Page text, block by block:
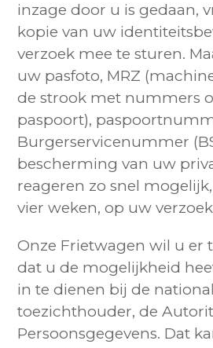
inzage door u is gedaan,
kopie van uw
verzoek mee te sturen.
uw pasfoto, MRZ
de strook met nummers
paspoort),
Burgerservicenummer
bescherming van uw
reageren zo snel
vier weken, op uw
Onze Frietwagen wil u er
dat u de mogelijkheid
in te dienen bij de
toezichthouder, de
Persoonsgegevens. Dat